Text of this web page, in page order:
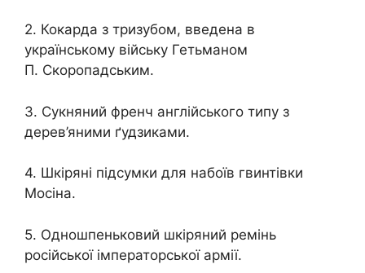
2. Кокарда з тризубом, введена в
українському війську Гетьманом
П. Скоропадським.
3. Сукняний френч англійського типу з
дерев’яними ґудзиками.
4. Шкіряні підсумки для набоїв гвинтівки
Мосіна.
5. Одношпеньковий шкіряний ремінь
російської імператорської армії.